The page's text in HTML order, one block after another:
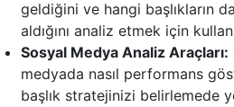
geldiğini ve hangi başlıkların
aldığını analiz etmek için
Sosyal Medya Analiz Araçları:
medyada nasıl performans
başlık stratejinizi belirlemede